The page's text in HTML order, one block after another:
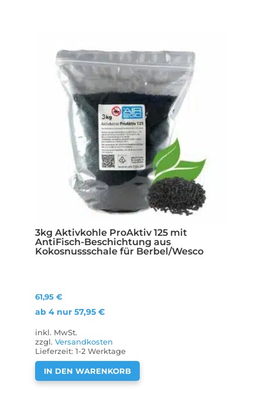
3kg Aktivkohle ProAktiv 125 mit
AntiFisch-Beschichtung aus
Kokosnussschale für Berbel/Wesco
61,95 €
ab 4 nur 57,95 €
inkl. MwSt.
zzgl. Versandkosten
Lieferzeit: 1-2 Werktage
IN DEN WARENKORB